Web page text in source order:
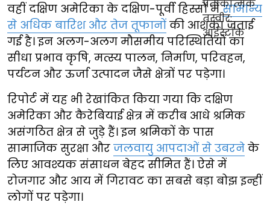
वहीं दक्षिण अमेरिका के दक्षिण-पूर्वी हिस्सों मेंसामान्य
से अधिक बारिश और तेज तूफानों की आशंका जताई
गई है। इन अलग-अलग मौसमीय परिस्थितियों का
सीधा प्रभाव कृषि, मत्स्य पालन, निर्माण, परिवहन,
पर्यटन और ऊर्जा उत्पादन जैसे क्षेत्रों पर पड़ेगा।
रिपोर्ट में यह भी रेखांकित किया गया कि दक्षिण
अमेरिका और कैरेबियाई क्षेत्र में करीब आधे श्रमिक
असंगठित क्षेत्र से जुड़े हैं। इन श्रमिकों के पास
सामाजिक सुरक्षा और जलवायु आपदाओं से उबरने के
लिए आवश्यक संसाधन बेहद सीमित हैं। ऐसे में
रोजगार और आय में गिरावट का सबसे बड़ा बोझ इन्हीं
लोगों पर पड़ेगा।